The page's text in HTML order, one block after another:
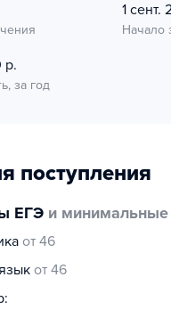
1 сент.
Начало
р.
за год
поступления
ЕГЭ и
от 46
от 46